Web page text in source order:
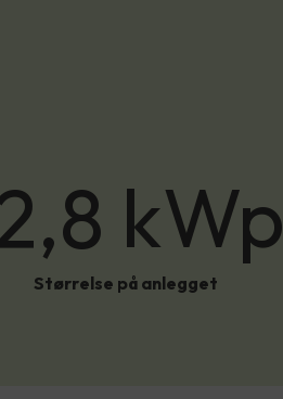
kWp
Størrelse på anlegget